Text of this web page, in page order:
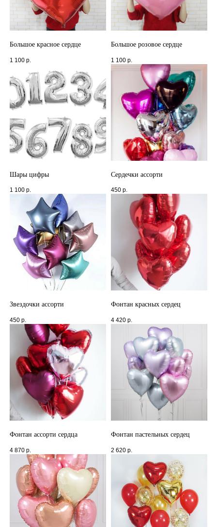
Большое красное сердце
1 100 р.
Большое розовое сердце
1 100 р.
Шары цифры
1 100 р.
Сердечки ассорти
450 р.
Звездочки ассорти
450 р.
Фонтан красных сердец
4 420 р.
Фонтан ассорти сердца
4 870 р.
Фонтан пастельных сердец
2 620 р.